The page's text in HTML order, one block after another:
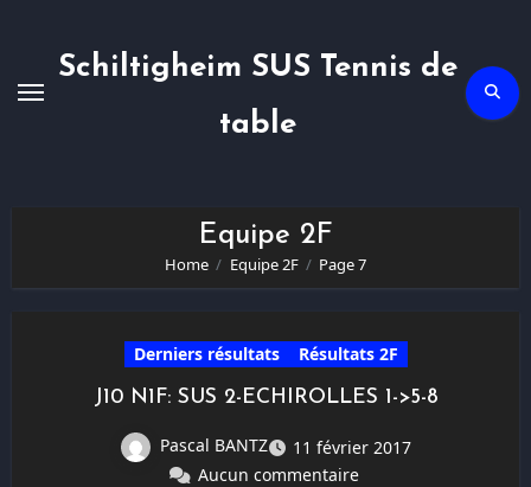
Schiltigheim SUS Tennis de
table
Equipe 2F
Home Equipe 2F Page 7
Derniers résultats Résultats 2F
J10 N1F: SUS 2-ECHIROLLES 1->5-8
Pascal BANTZ
11 février 2017
Aucun commentaire